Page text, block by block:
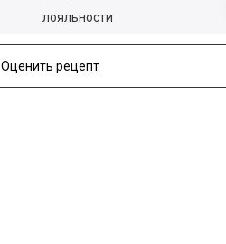
Оценить рецепт
лояльности
Бизнесу
Вакансии